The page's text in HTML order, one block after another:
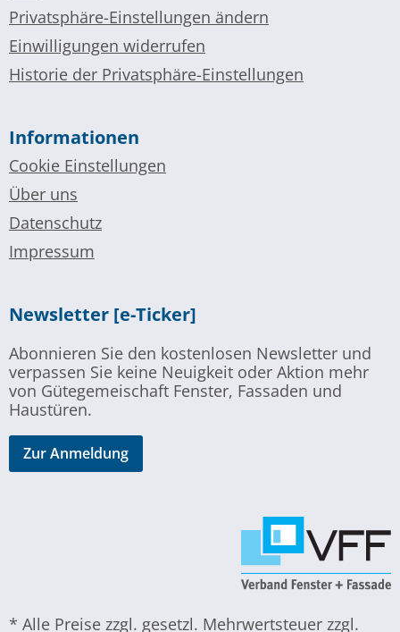
Privatsphäre-Einstellungen ändern
Einwilligungen widerrufen
Historie der Privatsphäre-Einstellungen
Informationen
Cookie Einstellungen
Über uns
Datenschutz
Impressum
Newsletter [e-Ticker]
Abonnieren Sie den kostenlosen Newsletter und
verpassen Sie keine Neuigkeit oder Aktion mehr
von Gütegemeischaft Fenster, Fassaden und
Haustüren.
Zur Anmeldung
* Alle Preise zzgl. gesetzl. Mehrwertsteuer zzgl.